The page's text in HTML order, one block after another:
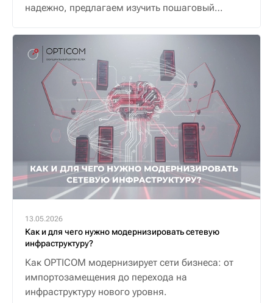
надежно, предлагаем изучить пошаговый
13.05.2026
Как и для чего нужно модернизировать сетевую
инфраструктуру?
Как OPTICOM модернизирует сети бизнеса: от
импортозамещения до перехода на
инфраструктуру нового уровня.